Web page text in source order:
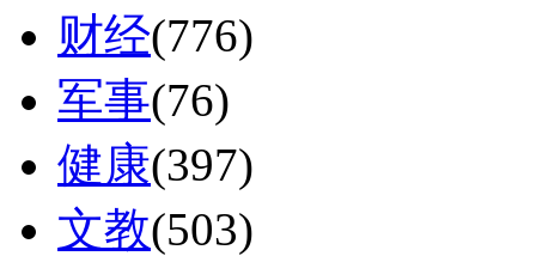
财经(776)
军事(76)
健康(397)
文教(503)